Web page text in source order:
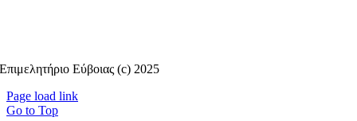
Επιμελητήριο Εύβοιας (c) 2025
Page load link
Go to Top